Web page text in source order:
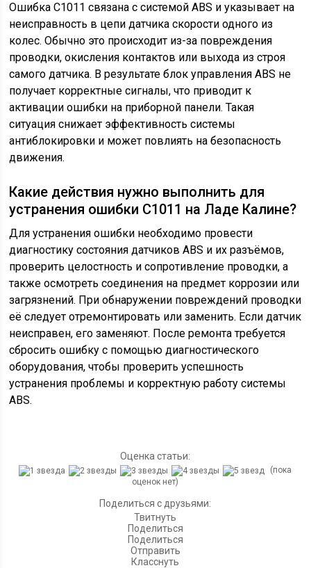
Ошибка С1011 связана с системой ABS и указывает на
неисправность в цепи датчика скорости одного из
колес. Обычно это происходит из-за повреждения
проводки, окисления контактов или выхода из строя
самого датчика. В результате блок управления ABS не
получает корректные сигналы, что приводит к
активации ошибки на приборной панели. Такая
ситуация снижает эффективность системы
антиблокировки и может повлиять на безопасность
движения.
Какие действия нужно выполнить для
устранения ошибки С1011 на Ладе Калине?
Для устранения ошибки необходимо провести
диагностику состояния датчиков ABS и их разъёмов,
проверить целостность и сопротивление проводки, а
также осмотреть соединения на предмет коррозии или
загрязнений. При обнаружении повреждений проводки
её следует отремонтировать или заменить. Если датчик
неисправен, его заменяют. После ремонта требуется
сбросить ошибку с помощью диагностического
оборудования, чтобы проверить успешность
устранения проблемы и корректную работу системы
ABS.
Оценка статьи:
(пока
оценок нет)
Поделиться с друзьями:
Твитнуть
Поделиться
Поделиться
Отправить
Класснуть